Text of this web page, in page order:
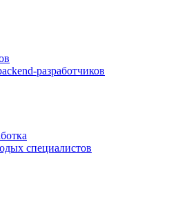
разработчиков
специалистов